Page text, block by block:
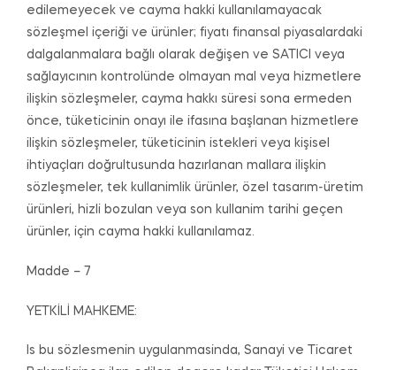
edilemeyecek ve cayma hakki kullanılamayacak
sözleşmel içeriği ve ürünler; fiyatı finansal piyasalardaki
dalgalanmalara bağlı olarak değişen ve SATICI veya
sağlayıcının kontrolünde olmayan mal veya hizmetlere
ilişkin sözleşmeler, cayma hakkı süresi sona ermeden
önce, tüketicinin onayı ile ifasına başlanan hizmetlere
ilişkin sözleşmeler, tüketicinin istekleri veya kişisel
ihtiyaçları doğrultusunda hazırlanan mallara ilişkin
sözleşmeler, tek kullanimlik ürünler, özel tasarım-üretim
ürünleri, hizli bozulan veya son kullanim tarihi geçen
ürünler, için cayma hakki kullanılamaz.
Madde – 7
YETKİLİ MAHKEME:
Is bu sözlesmenin uygulanmasinda, Sanayi ve Ticaret